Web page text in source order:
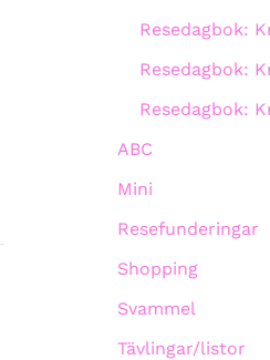
Resedagbok:
Resedagbok:
Resedagbok:
ABC
Mini
Resefunderingar
Shopping
Svammel
Tävlingar/listor